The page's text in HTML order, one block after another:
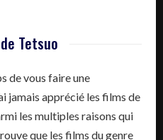
Tetsuo
de vous faire une
jamais apprécié les films de
les multiples raisons qui
que les films du genre